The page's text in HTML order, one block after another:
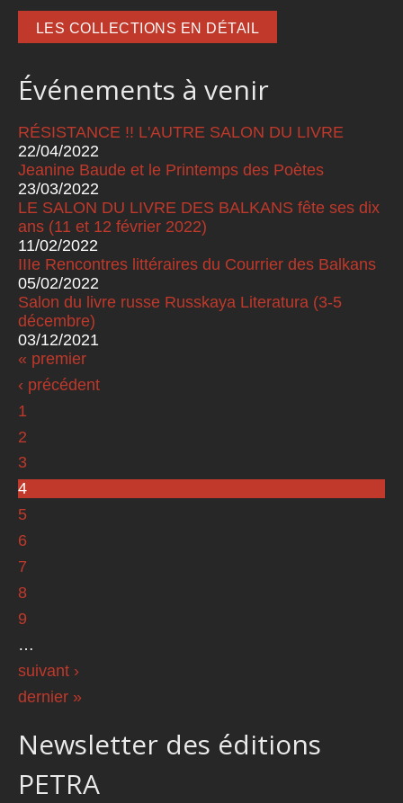
LES COLLECTIONS EN DÉTAIL
Événements à venir
RÉSISTANCE !! L'AUTRE SALON DU LIVRE
22/04/2022
Jeanine Baude et le Printemps des Poètes
23/03/2022
LE SALON DU LIVRE DES BALKANS fête ses dix
ans (11 et 12 février 2022)
11/02/2022
IIIe Rencontres littéraires du Courrier des Balkans
05/02/2022
Salon du livre russe Russkaya Literatura (3-5
décembre)
03/12/2021
Pages
« premier
‹ précédent
1
2
3
4
5
6
7
8
9
…
suivant ›
dernier »
Newsletter des éditions
PETRA